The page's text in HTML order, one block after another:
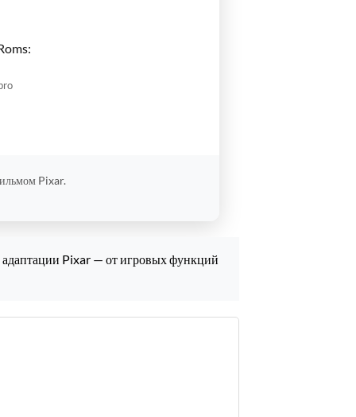
Pixar.
адаптации Pixar — от игровых функций